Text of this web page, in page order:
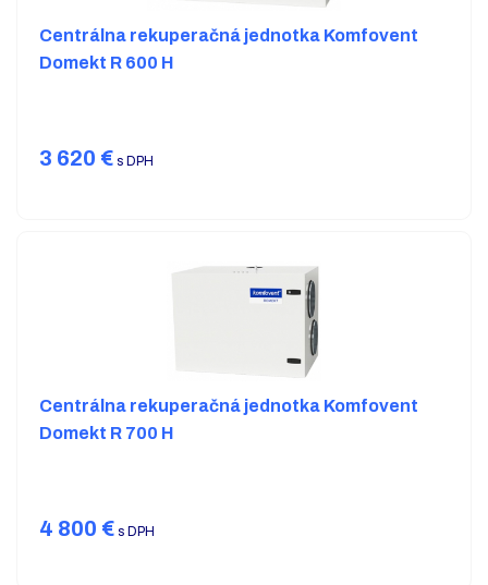
Centrálna rekuperačná jednotka Komfovent
Domekt R 600 H
3 620 € s DPH
Centrálna rekuperačná jednotka Komfovent
Domekt R 700 H
4 800 € s DPH